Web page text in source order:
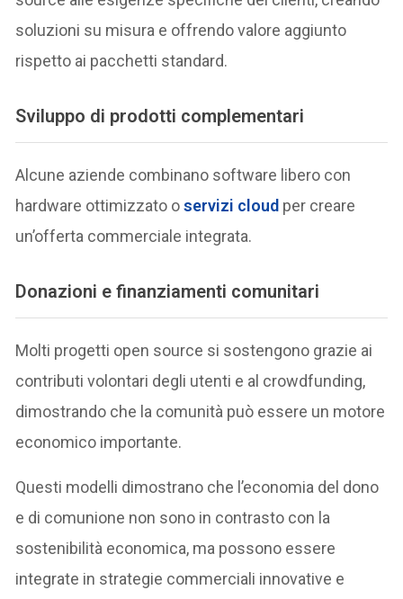
soluzioni su misura e offrendo valore aggiunto
rispetto ai pacchetti standard.
Sviluppo di prodotti complementari
Alcune aziende combinano software libero con
hardware ottimizzato oservizi cloud per creare
un’offerta commerciale integrata.
Donazioni e finanziamenti comunitari
Molti progetti open source si sostengono grazie ai
contributi volontari degli utenti e al crowdfunding,
dimostrando che la comunità può essere un motore
economico importante.
Questi modelli dimostrano che l’economia del dono
e di comunione non sono in contrasto con la
sostenibilità economica, ma possono essere
integrate in strategie commerciali innovative e